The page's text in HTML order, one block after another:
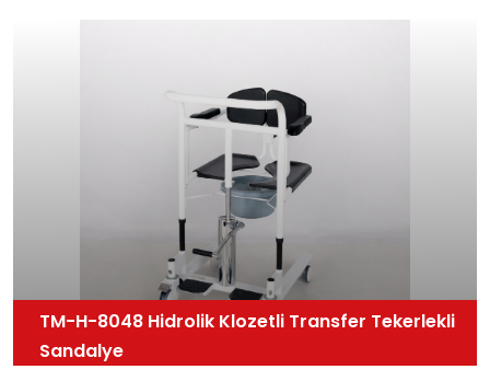
TM-H-8048 Hidrolik Klozetli Transfer Tekerlekli
Sandalye